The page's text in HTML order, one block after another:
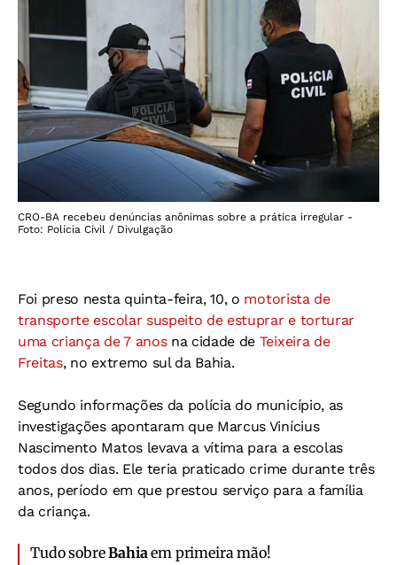
CRO-BA recebeu denúncias anônimas sobre a prática irregular -
Foto: Polícia Civil / Divulgação
Foi preso nesta quinta-feira, 10, o motorista de
transporte escolar suspeito de estuprar e torturar
uma criança de 7 anosna cidade de Teixeira de
Freitas, no extremo sul da Bahia.
Segundo informações da polícia do município, as
investigações apontaram que Marcus Vinícius
Nascimento Matos levava a vítima para a escolas
todos dos dias. Ele teria praticado crime durante três
anos, período em que prestou serviço para a família
da criança.
Tudo sobreBahia em primeira mão!